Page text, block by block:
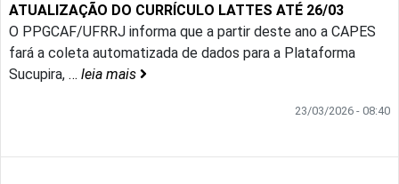
ATUALIZAÇÃO DO CURRÍCULO LATTES ATÉ 26/03
O PPGCAF/UFRRJ informa que a partir deste ano a CAPES
fará a coleta automatizada de dados para a Plataforma
Sucupira, … leia mais
23/03/2026 - 08:40